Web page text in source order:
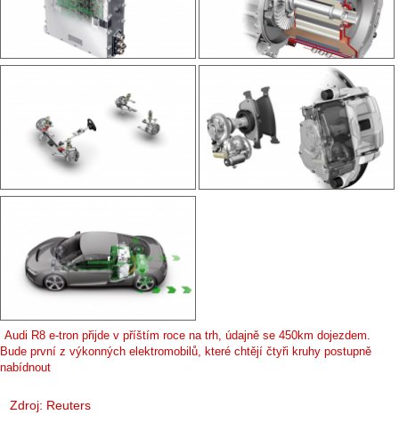
Audi R8 e-tron přijde v příštím roce na trh, údajně se 450km dojezdem.
Bude první z výkonných elektromobilů, které chtějí čtyři kruhy postupně
nabídnout
Zdroj: Reuters